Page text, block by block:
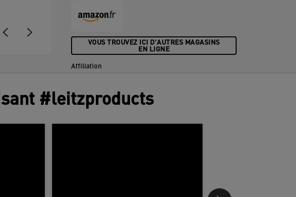
VOUS TROUVEZ ICI D'AUTRES MAGASINS
EN LIGNE
Affiliation
#leitzproducts